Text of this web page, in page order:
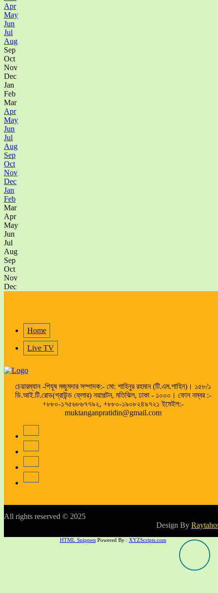
Apr
May
Jun
Jul
Aug
Sep
Oct
Nov
Dec
Jan
Feb
Mar
Apr
May
Jun
Jul
Aug
Sep
Oct
Nov
Dec
Jan
Feb
Mar
Apr
May
Jun
Jul
Aug
Sep
Oct
Nov
Dec
Home
Live TV
চেয়ারম্যান -পিযূষ মজুমদার সম্পাদক:- মো: শাহিনুর রহমান (টি.এম.শাহিন)। ১৫৮/১
ডি.আই.টি.রোড(গ্রাউন্ড ফ্লোর) নয়াপল্টন, মতিঝিল, ঢাকা - ১০০০। ফোন নম্বর :-
+৮৮০-১৭৫৬৮৬৭৭৯২, +৮৮০-১৯০৮২৪৯৭২১ ইমেইল:-
muktanganpratidin@gmail.com
All rights reserved © 2025
Design By
HTML SnippetsPowered By : XYZScripts.com